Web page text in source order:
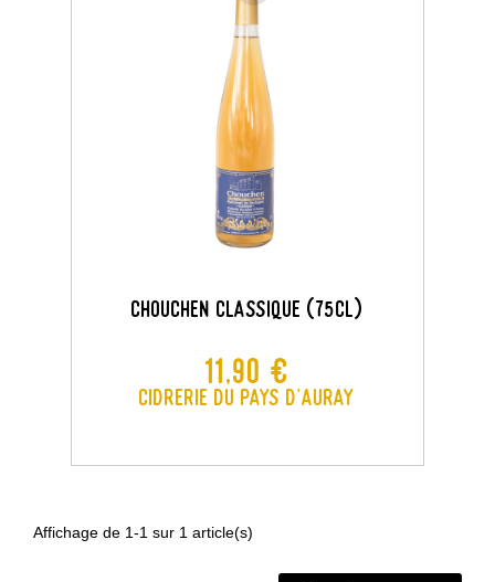
CHOUCHEN CLASSIQUE (75CL)
Prix
11,90 €
Cidrerie du Pays d'Auray
Affichage de 1-1 sur 1 article(s)